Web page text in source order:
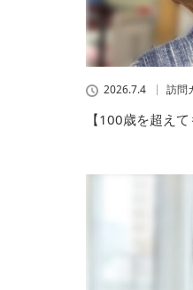
2026.7.4 訪問
【100歳を超え